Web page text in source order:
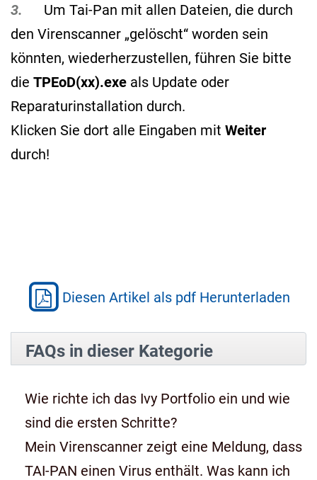
3. Um Tai-Pan mit allen Dateien, die durch
den Virenscanner „gelöscht“ worden sein
könnten, wiederherzustellen, führen Sie bitte
die TPEoD(xx).exe als Update oder
Reparaturinstallation durch.
Klicken Sie dort alle Eingaben mit Weiter
durch!
Diesen Artikel als pdf Herunterladen
FAQs in dieser Kategorie
Wie richte ich das Ivy Portfolio ein und wie
sind die ersten Schritte?
Mein Virenscanner zeigt eine Meldung, dass
TAI-PAN einen Virus enthält. Was kann ich